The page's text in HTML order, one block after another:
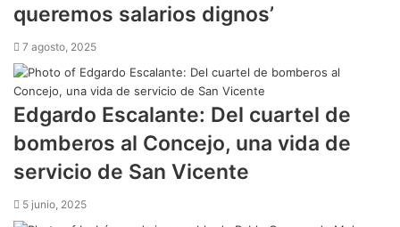
queremos salarios dignos’
7 agosto, 2025
Edgardo Escalante: Del cuartel de
bomberos al Concejo, una vida de
servicio de San Vicente
5 junio, 2025